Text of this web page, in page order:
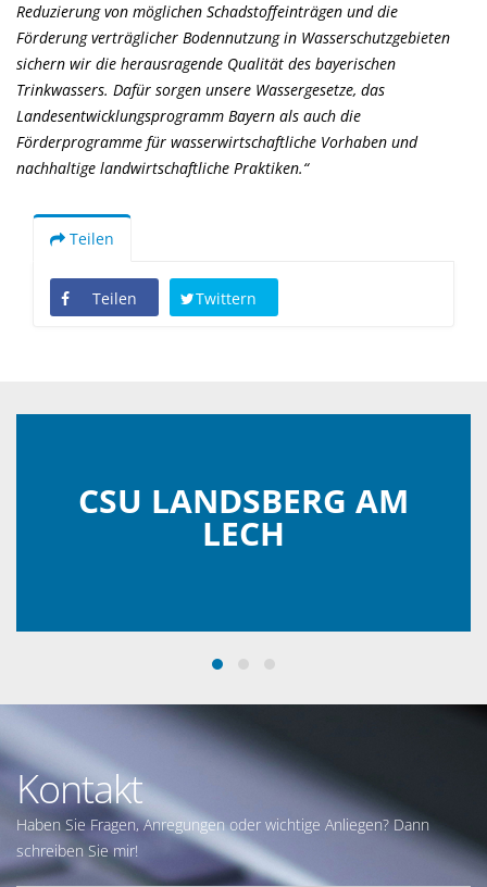
Reduzierung von möglichen Schadstoffeinträgen und die
Förderung verträglicher Bodennutzung in Wasserschutzgebieten
sichern wir die herausragende Qualität des bayerischen
Trinkwassers. Dafür sorgen unsere Wassergesetze, das
Landesentwicklungsprogramm Bayern als auch die
Förderprogramme für wasserwirtschaftliche Vorhaben und
nachhaltige landwirtschaftliche Praktiken.“
Teilen
Teilen Twittern
CSU LANDSBERG AM
LECH
Kontakt
Haben Sie Fragen, Anregungen oder wichtige Anliegen? Dann
schreiben Sie mir!